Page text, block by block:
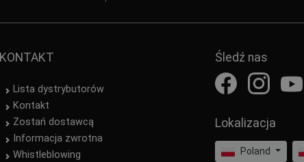
KONTAKT
Lista dystrybutorów
Kontakt
Zostań dostawcą
Informacja zwrotna
Whistleblowing
Śledź nas
Lokalizacja
Poland